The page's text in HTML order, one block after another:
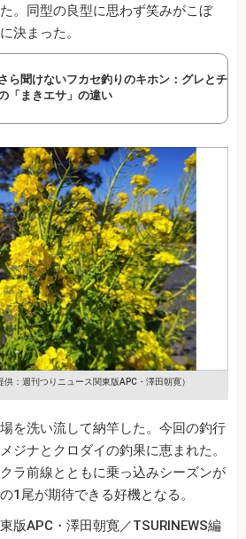
。同型の良型に思わず笑みがこぼ
決まった。
ら聞けないフカセ釣りのキホン：グレとチ
「まきエサ」の違い
供：週刊つりニュース関東版APC・澤田朝寛）
を洗い流して納竿した。今回の釣行
ジナとクロダイの釣果に恵まれた。
ラ前線とともに乗っ込みシーズンが
1尾が期待できる好機となる。
版APC・澤田朝寛／TSURINEWS編